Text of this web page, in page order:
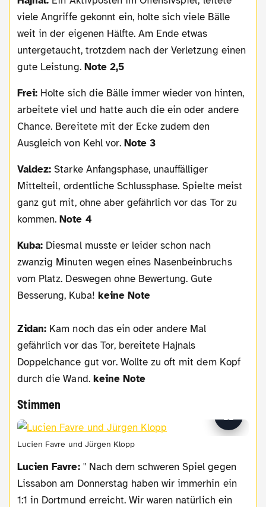
viele Angriffe gekonnt ein, holte sich viele Bälle
weit in der eigenen Hälfte. Am Ende etwas
untergetaucht, trotzdem nach der Verletzung einen
gute Leistung. Note 2,5
Frei: Holte sich die Bälle immer wieder von hinten,
arbeitete viel und hatte auch die ein oder andere
Chance. Bereitete mit der Ecke zudem den
Ausgleich von Kehl vor. Note 3
Valdez: Starke Anfangsphase, unauffälliger
Mittelteil, ordentliche Schlussphase. Spielte meist
ganz gut mit, ohne aber gefährlich vor das Tor zu
kommen.Note 4
Kuba: Diesmal musste er leider schon nach
zwanzig Minuten wegen eines Nasenbeinbruchs
vom Platz. Deswegen ohne Bewertung. Gute
Besserung, Kuba! keine Note
Zidan: Kam noch das ein oder andere Mal
gefährlich vor das Tor, bereitete Hajnals
Doppelchance gut vor. Wollte zu oft mit dem Kopf
durch die Wand.keine Note
Stimmen
Lucien Favre und Jürgen Klopp
Lucien Favre:" Nach dem schweren Spiel gegen
Lissabon am Donnerstag haben wir immerhin ein
1:1 in Dortmund erreicht. Wir waren natürlich ein